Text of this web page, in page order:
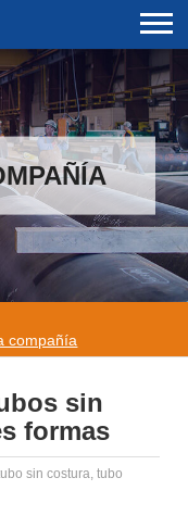
compañía
sin
formas
sin costura, tubo